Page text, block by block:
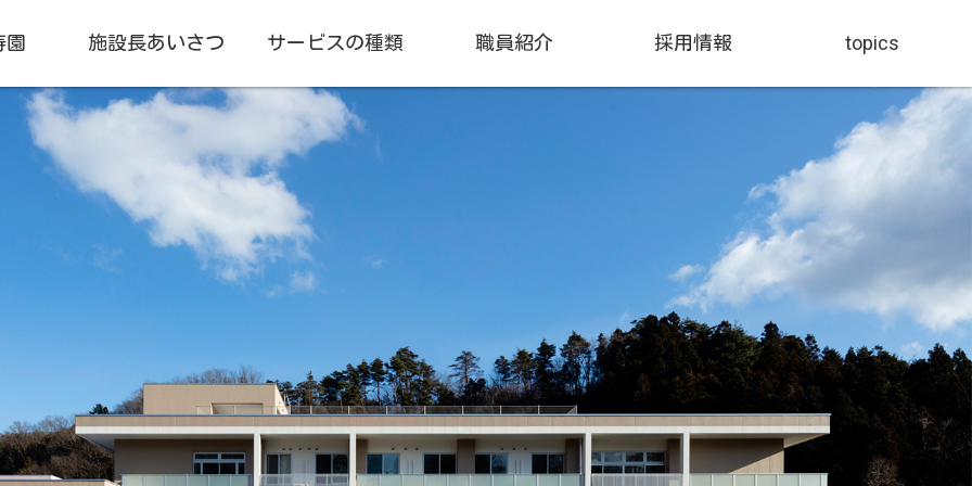
園 施設長あいさつ サービスの種類 職員紹介 採用情報 topics